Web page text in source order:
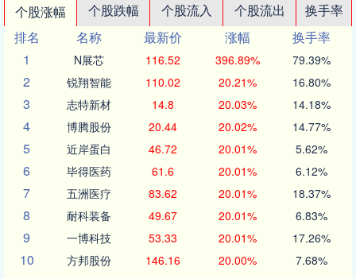
个股涨幅 个股跌幅 个股流入 个股流出
换手率
排名
名称 最新价 涨幅
换手率
1
N展芯 116.52 396.89% 79.39%
2 锐翔智能 110.02 20.21% 16.80%
3 志特新材 14.8 20.03% 14.18%
4 博腾股份 20.44 20.02% 14.77%
5 近岸蛋白 46.72 20.01% 5.62%
6 毕得医药 61.6 20.01% 6.12%
7 五洲医疗 83.62 20.01% 18.37%
8 耐科装备 49.67 20.01% 6.83%
9 一博科技 53.33 20.01% 17.26%
10 方邦股份 146.16 20.00% 7.68%